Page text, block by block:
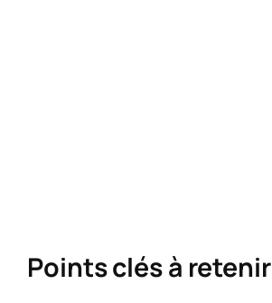
Points clés à retenir